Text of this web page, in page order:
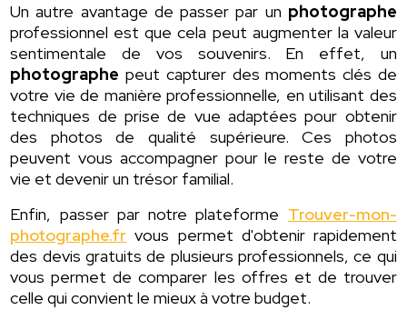
Un autre avantage de passer par un photographe
professionnel est que cela peut augmenter la valeur
sentimentale de vos souvenirs. En effet, un
photographe peut capturer des moments clés de
votre vie de manière professionnelle, en utilisant des
techniques de prise de vue adaptées pour obtenir
des photos de qualité supérieure. Ces photos
peuvent vous accompagner pour le reste de votre
vie et devenir un trésor familial.
Enfin, passer par notre plateforme Trouver-mon-
photographe.fr vous permet d'obtenir rapidement
des devis gratuits de plusieurs professionnels, ce qui
vous permet de comparer les offres et de trouver
celle qui convient le mieux à votre budget.